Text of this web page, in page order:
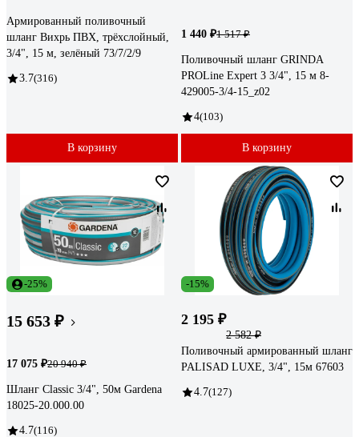
Армированный поливочный
шланг Вихрь ПВХ, трёхслойный,
3/4", 15 м, зелёный 73/7/2/9
3.7(316)
В корзину
1 440 ₽1 517 ₽
Поливочный шланг GRINDA
PROLine Expert 3 3/4", 15 м 8-
429005-3/4-15_z02
4(103)
В корзину
-25%
15 653 ₽
17 075 ₽20 940 ₽
Шланг Classic 3/4", 50м Gardena
18025-20.000.00
4.7(116)
-15%
2 195 ₽
2 582 ₽
Поливочный армированный шланг
PALISAD LUXE, 3/4", 15м 67603
4.7(127)